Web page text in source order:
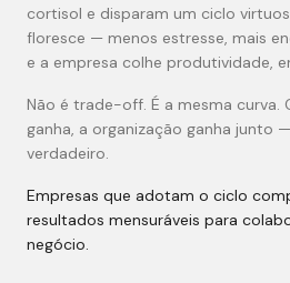
cortisol e disparam um ciclo
floresce — menos estresse, mais
e a empresa colhe produtividade,
Não é trade-off. É a mesma curva.
ganha, a organização ganha junto
verdadeiro.
Empresas que adotam o ciclo
resultados mensuráveis para
negócio.